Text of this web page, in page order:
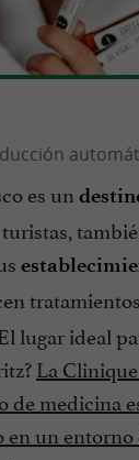
es un
tratamientos
lugar ideal
La
de medicina
en un entorno